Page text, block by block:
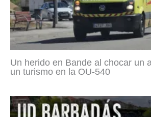
Un herido en Bande al chocar un
un turismo en la OU-540